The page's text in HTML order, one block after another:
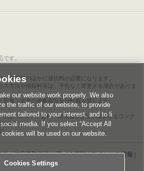
す。
、情報料のほかに通信料が必要になります。
ス方法や情報料等は、予告なく変更する場合がありま
。
写真・文章の無断複写及び転載を禁じます。
クは、レコード会社・映像製作会社が提供するコンテ
録商標です。
針|特定商取引法に基づく表記|ライセンス情報
て|Cookies Settings
our website work properly. We also
the traffic of our website, to provide
tailored to your interest, and to li
media. If you select “Accept All
will be used on our website.
Cookies Settings